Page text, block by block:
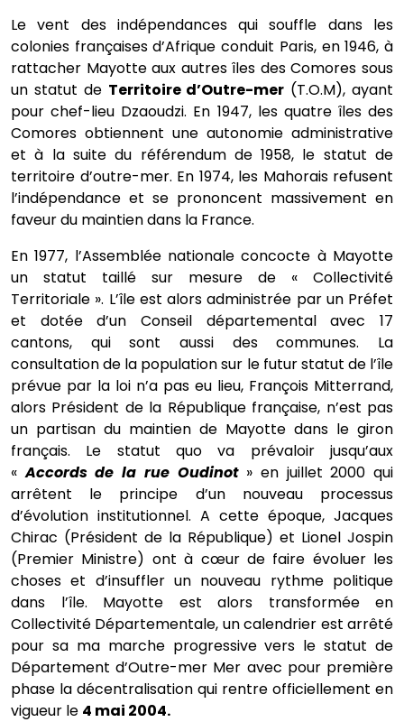
Le vent des indépendances qui souffle dans les
colonies françaises d’Afrique conduit Paris, en 1946, à
rattacher Mayotte aux autres îles des Comores sous
un statut de Territoire d’Outre-mer (T.O.M), ayant
pour chef-lieu Dzaoudzi. En 1947, les quatre îles des
Comores obtiennent une autonomie administrative
et à la suite du référendum de 1958, le statut de
territoire d’outre-mer. En 1974, les Mahorais refusent
l’indépendance et se prononcent massivement en
faveur du maintien dans la France.
En 1977, l’Assemblée nationale concocte à Mayotte
un statut taillé sur mesure de « Collectivité
Territoriale ». L’île est alors administrée par un Préfet
et dotée d’un Conseil départemental avec 17
cantons, qui sont aussi des communes. La
consultation de la population sur le futur statut de l’île
prévue par la loi n’a pas eu lieu, François Mitterrand,
alors Président de la République française, n’est pas
un partisan du maintien de Mayotte dans le giron
français. Le statut quo va prévaloir jusqu’aux
«Accords de la rue Oudinot» en juillet 2000 qui
arrêtent le principe d’un nouveau processus
d’évolution institutionnel. A cette époque, Jacques
Chirac (Président de la République) et Lionel Jospin
(Premier Ministre) ont à cœur de faire évoluer les
choses et d’insuffler un nouveau rythme politique
dans l’île. Mayotte est alors transformée en
Collectivité Départementale, un calendrier est arrêté
pour sa ma marche progressive vers le statut de
Département d’Outre-mer Mer avec pour première
phase la décentralisation qui rentre officiellement en
vigueur le 4 mai 2004.